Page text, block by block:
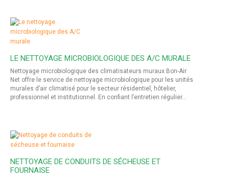
LE NETTOYAGE MICROBIOLOGIQUE DES A/C MURALE
Nettoyage microbiologique des climatisateurs muraux Bon-Air
Net offre le service de nettoyage microbiologique pour les unités
murales d’air climatisé pour le secteur résidentiel, hôtelier,
professionnel et institutionnel. En confiant l’entretien régulier…
NETTOYAGE DE CONDUITS DE SÉCHEUSE ET
FOURNAISE